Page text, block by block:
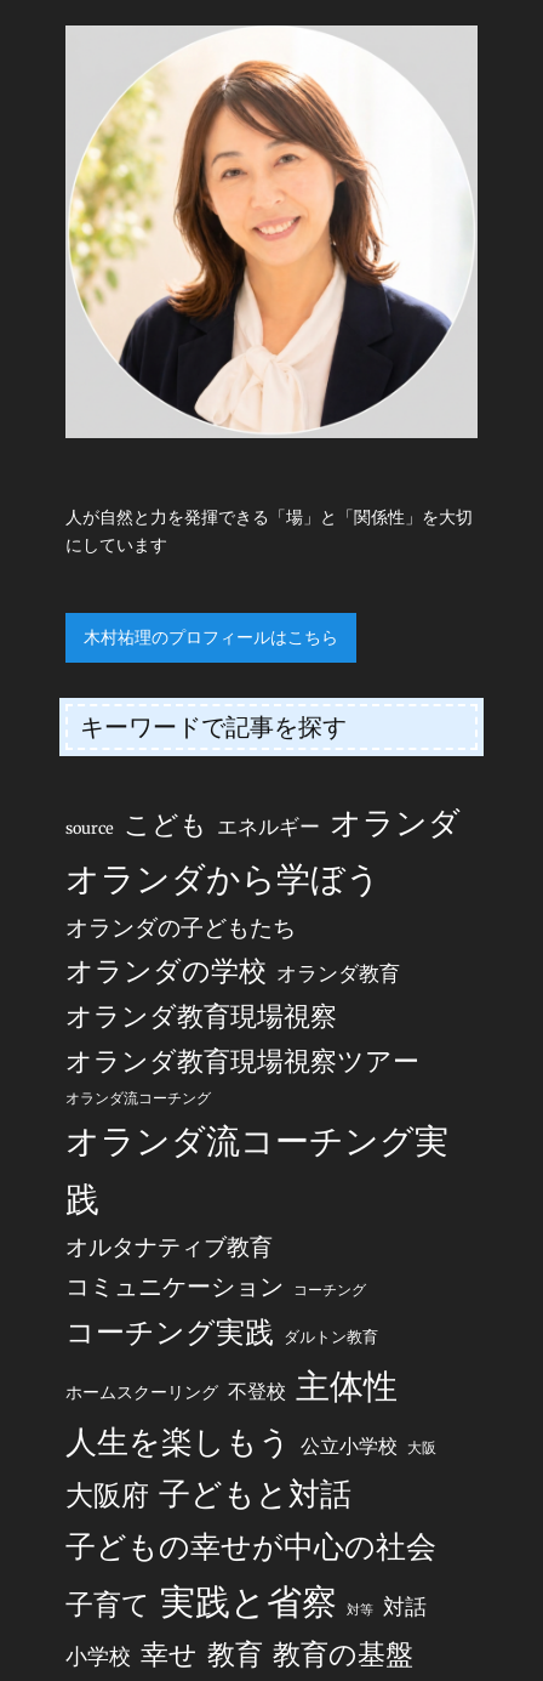
人が自然と力を発揮できる「場」と「関係性」を大切
にしています
木村祐理のプロフィールはこちら
キーワードで記事を探す
source こども エネルギー オランダ
オランダから学ぼう
オランダの子どもたち
オランダの学校 オランダ教育
オランダ教育現場視察
オランダ教育現場視察ツアー
オランダ流コーチング
オランダ流コーチング実
践
オルタナティブ教育
コミュニケーション コーチング
コーチング実践 ダルトン教育
ホームスクーリング 不登校 主体性
人生を楽しもう 公立小学校 大阪
大阪府 子どもと対話
子どもの幸せが中心の社会
子育て 実践と省察 対等 対話
小学校 幸せ 教育 教育の基盤